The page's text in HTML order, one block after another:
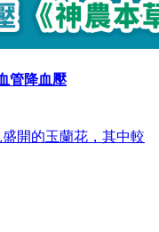
管降血壓
開的玉蘭花，其中較